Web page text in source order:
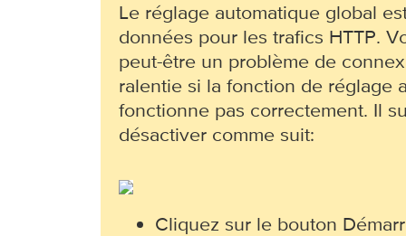
Le réglage automatique global
données pour les trafics HTTP.
peut-être un problème de
ralentie si la fonction de réglage
fonctionne pas correctement. Il
désactiver comme suit:
Cliquez sur le bouton